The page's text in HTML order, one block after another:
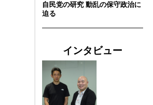
自民党の研究 動乱の保守政治に
迫る
インタビュー